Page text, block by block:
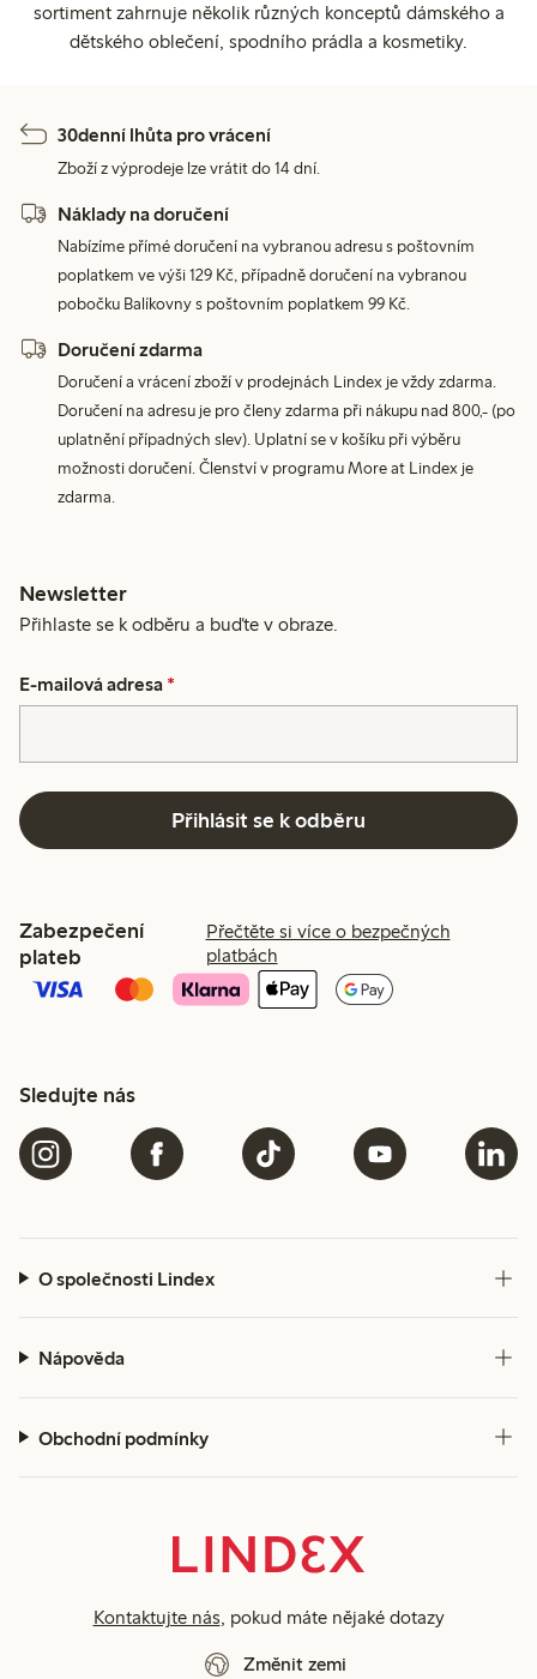
sortiment zahrnuje několik různých konceptů dámského a
dětského oblečení, spodního prádla a kosmetiky.
30denní lhůta pro vrácení
Zboží z výprodeje lze vrátit do 14 dní.
Náklady na doručení
Nabízíme přímé doručení na vybranou adresu s poštovním
poplatkem ve výši 129 Kč, případně doručení na vybranou
pobočku Balíkovny s poštovním poplatkem 99 Kč.
Doručení zdarma
Doručení a vrácení zboží v prodejnách Lindex je vždy zdarma.
Doručení na adresu je pro členy zdarma při nákupu nad 800,- (po
uplatnění případných slev). Uplatní se v košíku při výběru
možnosti doručení. Členství v programu More at Lindex je
zdarma.
Newsletter
Přihlaste se k odběru a buďte v obraze.
E-mailová adresa *
Přihlásit se k odběru
Zabezpečení
plateb
Přečtěte si více o bezpečných
platbách
Sledujte nás
O společnosti Lindex
Nápověda
Obchodní podmínky
Kontaktujte nás , pokud máte nějaké dotazy
Změnit zemi